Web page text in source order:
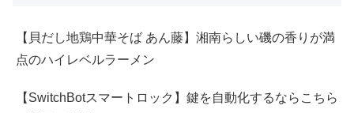
【貝だし地鶏中華そば あん藤】湘南らしい磯の香りが満
点のハイレベルラーメン
【SwitchBotスマートロック】鍵を自動化するならこちら